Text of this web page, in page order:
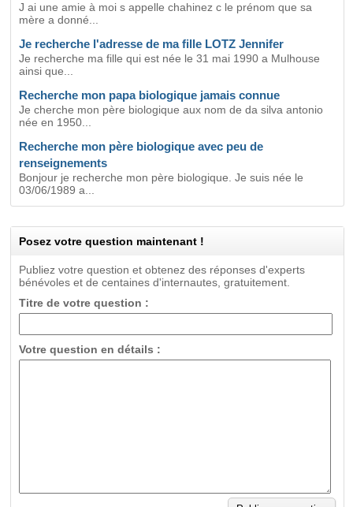
J ai une amie à moi s appelle chahinez c le prénom que sa
mère a donné...
Je recherche l'adresse de ma fille LOTZ Jennifer
Je recherche ma fille qui est née le 31 mai 1990 a Mulhouse
ainsi que...
Recherche mon papa biologique jamais connue
Je cherche mon père biologique aux nom de da silva antonio
née en 1950...
Recherche mon père biologique avec peu de
renseignements
Bonjour je recherche mon père biologique. Je suis née le
03/06/1989 a...
Posez votre question maintenant !
Publiez votre question et obtenez des réponses d'experts
bénévoles et de centaines d'internautes, gratuitement.
Titre de votre question :
Votre question en détails :